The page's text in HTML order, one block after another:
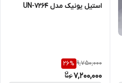
استیل یونیک مدل UN-7264
9,750,000
26%
7,200,000